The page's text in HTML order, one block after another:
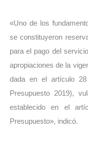
«Uno de los
se constituyeron
para el pago del
apropiaciones de la
dada en el artículo
Presupuesto 2019),
establecido en el
Presupuesto», indicó.